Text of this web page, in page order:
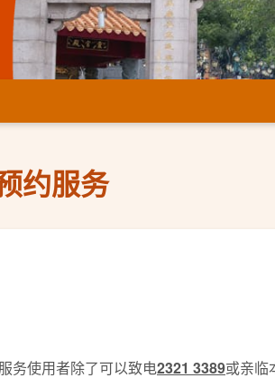
约服务
务使用者除了可以致电2321 3389或亲临